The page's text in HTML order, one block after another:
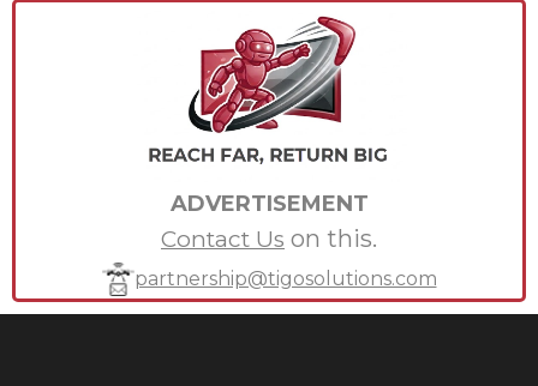
ADVERTISEMENT
Contact Us on this.
partnership@tigosolutions.com